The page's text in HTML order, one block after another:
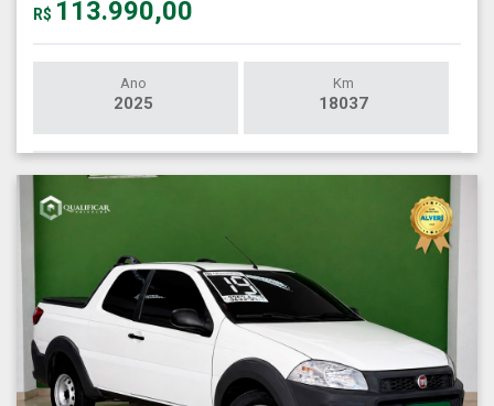
R$ 113.990,00
Ano
2025
Km
18037